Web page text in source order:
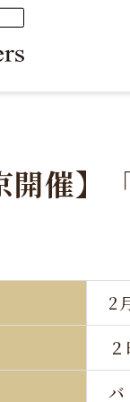
開催】
2